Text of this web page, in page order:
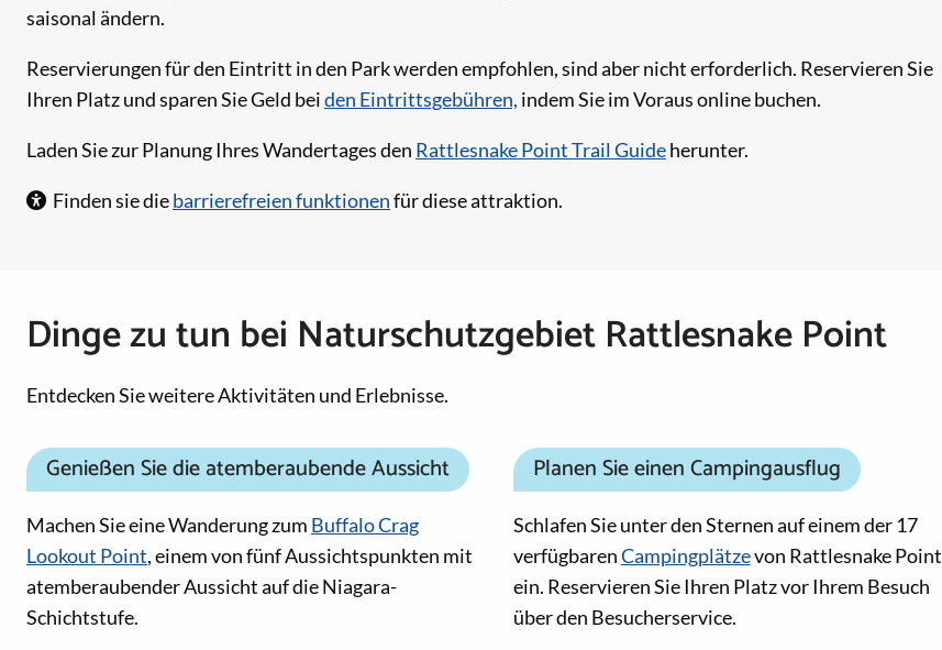
saisonal ändern.
Reservierungen für den Eintritt in den Park werden empfohlen, sind aber nicht erforderlich. Reservieren Sie
Ihren Platz und sparen Sie Geld beiden Eintrittsgebühren, indem Sie im Voraus online buchen.
Laden Sie zur Planung Ihres Wandertages den Rattlesnake Point Trail Guideherunter.
Finden sie diebarrierefreien funktionenfür diese attraktion.
Dinge zu tun bei Naturschutzgebiet Rattlesnake Point
Entdecken Sie weitere Aktivitäten und Erlebnisse.
Genießen Sie die atemberaubende Aussicht
Machen Sie eine Wanderung zum Buffalo Crag
Lookout Point, einem von fünf Aussichtspunkten mit
atemberaubender Aussicht auf die Niagara-
Schichtstufe.
Planen Sie einen Campingausflug
Schlafen Sie unter den Sternen auf einem der 17
verfügbarenCampingplätzevon Rattlesnake Point
ein. Reservieren Sie Ihren Platz vor Ihrem Besuch
über den Besucherservice.